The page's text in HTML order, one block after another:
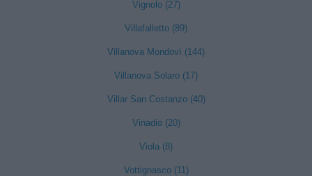
Vignolo (27)
Villafalletto (89)
Villanova Mondovì (144)
Villanova Solaro (17)
Villar San Costanzo (40)
Vinadio (20)
Viola (8)
Vottignasco (11)